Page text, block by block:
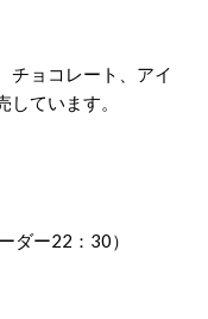
チョコレート、アイ
ています。
ダー22：30）